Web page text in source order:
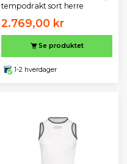
tempodrakt sort herre
2.769,00 kr
Se produktet
1-2 hverdager